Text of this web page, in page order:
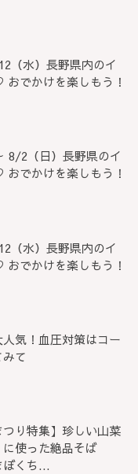
（水）長野県内のイ
でかけを楽しもう！
8/2（日）長野県のイ
でかけを楽しもう！
（水）長野県内のイ
でかけを楽しもう！
気！血圧対策はコー
て
つり特集】珍しい山菜
使った絶品そば
ぼくち...